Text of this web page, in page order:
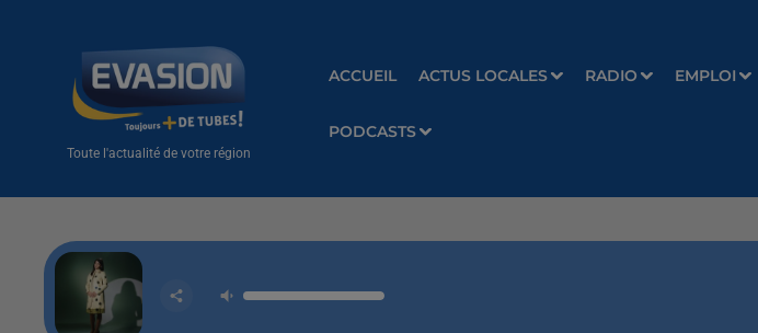
Toute l'actualité de votre région
ACCUEIL ACTUS LOCALES RADIO EMPLOI
PODCASTS